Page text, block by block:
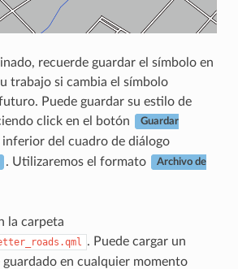
recuerde guardar el símbolo en
trabajo si cambia el símbolo
Puede guardar su estilo de
click en el botón
Guardar
inferior del cuadro de diálogo
. Utilizaremos el formato Archivo de
la carpeta
. Puede cargar un
en cualquier momento